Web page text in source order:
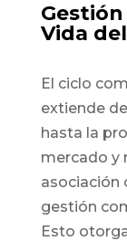
Vida
El ciclo
extiende
hasta la
mercado y
asociación
gestión
Esto